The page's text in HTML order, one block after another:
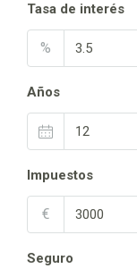
Tasa de interés
%
Años
Impuestos
€
Seguro